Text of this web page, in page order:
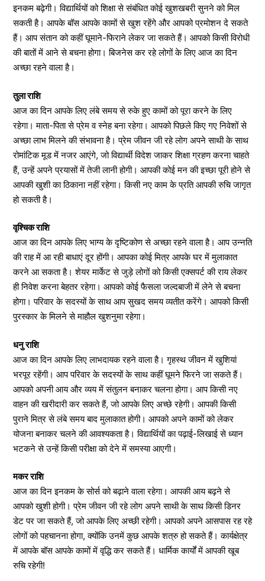
इनकम बढ़ेगी। विद्यार्थियों को शिक्षा से संबंधित कोई खुशखबरी सुनने को मिल
सकती है। आपके बॉस आपके कामों से खुश रहेंगे और आपको प्रमोशन दे सकते
हैं। आप संतान को कहीं घूमाने-फिराने लेकर जा सकते हैं। आपको किसी विरोधी
की बातों में आने से बचना होगा। बिजनेस कर रहे लोगों के लिए आज का दिन
अच्छा रहने वाला है।
तुला राशि
आज का दिन आपके लिए लंबे समय से रुके हुए कामों को पूरा करने के लिए
रहेगा। माता-पिता से प्रेम व स्नेह बना रहेगा। आपको पिछले किए गए निवेशों से
अच्छा लाभ मिलने की संभावना है। प्रेम जीवन जी रहे लोग अपने साथी के साथ
रोमांटिक मूड में नजर आएंगे, जो विद्यार्थी विदेश जाकर शिक्षा ग्रहण करना चाहते
हैं, उन्हें अपने प्रयासों में तेजी लानी होगी। आपकी कोई मन की इच्छा पूरी होने से
आपकी खुशी का ठिकाना नहीं रहेगा। किसी नए काम के प्रति आपकी रुचि जागृत
हो सकती है।
वृश्चिक राशि
आज का दिन आपके लिए भाग्य के दृष्टिकोण से अच्छा रहने वाला है। आप उन्नति
की राह में आ रही बाधाएं दूर होंगी। आपका कोई मित्र आपके घर में मुलाकात
करने आ सकता है। शेयर मार्केट से जुड़े लोगों को किसी एक्सपर्ट की राय लेकर
ही निवेश करना बेहतर रहेगा। आपको कोई फैसला जल्दबाजी में लेने से बचना
होगा। परिवार के सदस्यों के साथ आप सुखद समय व्यतीत करेंगे। आपको किसी
पुरस्कार के मिलने से माहौल खुशनुमा रहेगा।
धनु राशि
आज का दिन आपके लिए लाभदायक रहने वाला है। गृहस्थ जीवन में खुशियां
भरपूर रहेंगी। आप परिवार के सदस्यों के साथ कहीं घूमने फिरने जा सकते हैं।
आपको अपनी आय और व्यय में संतुलन बनाकर चलना होगा। आप किसी नए
वाहन की खरीदारी कर सकते हैं, जो आपके लिए अच्छे रहेगी। आपकी किसी
पुराने मित्र से लंबे समय बाद मुलाकात होगी। आपको अपने कामों को लेकर
योजना बनाकर चलने की आवश्यकता है। विद्यार्थियों का पढ़ाई-लिखाई से ध्यान
भटकने से उन्हें किसी परीक्षा को देने में समस्या आएगी।
मकर राशि
आज का दिन इनकम के सोर्स को बढ़ाने वाला रहेगा। आपकी आय बढ़ने से
आपको खुशी होगी। प्रेम जीवन जी रहे लोग अपने साथी के साथ किसी डिनर
डेट पर जा सकते हैं, जो आपके लिए अच्छी रहेगी। आपको अपने आसपास रह रहे
लोगों को पहचानना होगा, क्योंकि उनमें कुछ आपके शत्रु हो सकते हैं। कार्यक्षेत्र
में आपके बॉस आपके कामों में वृद्धि कर सकते हैं। धार्मिक कार्यों में आपकी खूब
रुचि रहेगी!